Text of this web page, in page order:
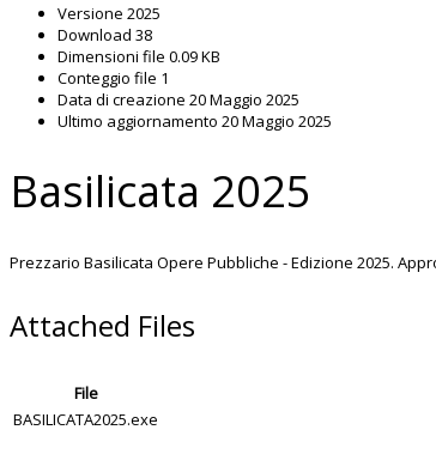
Versione 2025
Download 38
Dimensioni file 0.09 KB
Conteggio file 1
Data di creazione 20 Maggio 2025
Ultimo aggiornamento 20 Maggio 2025
Basilicata 2025
Prezzario Basilicata Opere Pubbliche - Edizione 2025.
Attached Files
File
BASILICATA2025.exe